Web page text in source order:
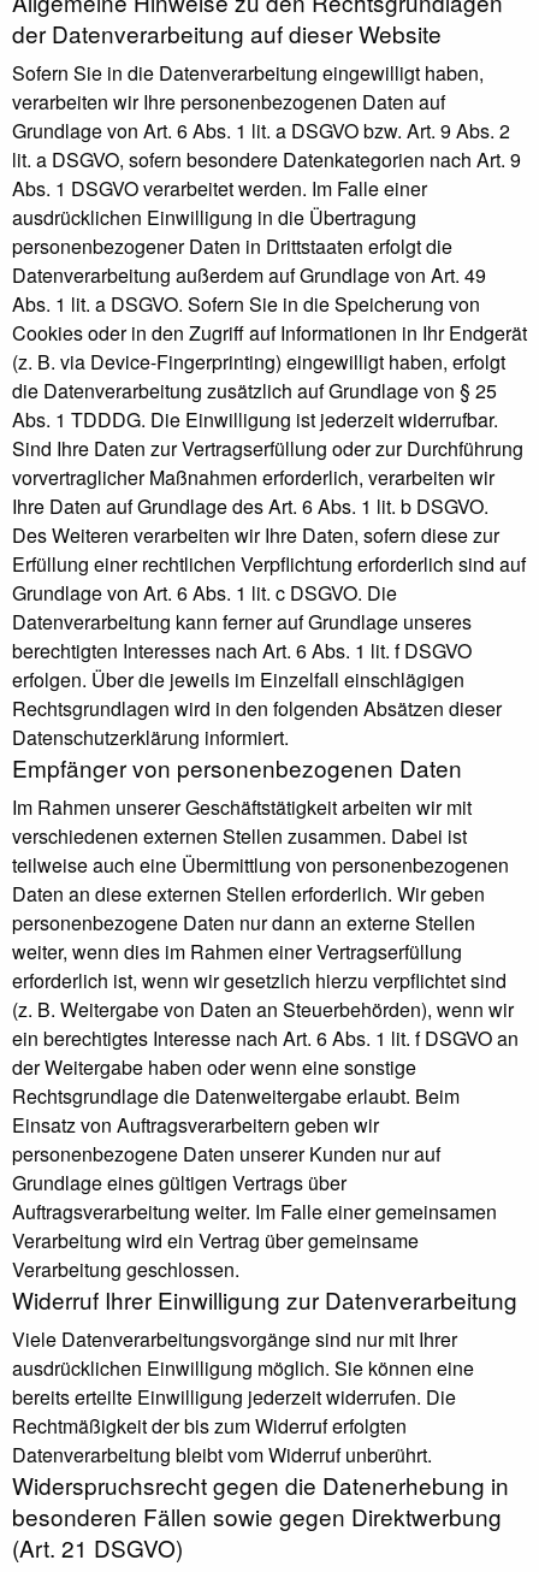
der Datenverarbeitung auf dieser Website
Sofern Sie in die Datenverarbeitung eingewilligt haben,
verarbeiten wir Ihre personenbezogenen Daten auf
Grundlage von Art. 6 Abs. 1 lit. a DSGVO bzw. Art. 9 Abs. 2
lit. a DSGVO, sofern besondere Datenkategorien nach Art. 9
Abs. 1 DSGVO verarbeitet werden. Im Falle einer
ausdrücklichen Einwilligung in die Übertragung
personenbezogener Daten in Drittstaaten erfolgt die
Datenverarbeitung außerdem auf Grundlage von Art. 49
Abs. 1 lit. a DSGVO. Sofern Sie in die Speicherung von
Cookies oder in den Zugriff auf Informationen in Ihr Endgerät
(z. B. via Device-Fingerprinting) eingewilligt haben, erfolgt
die Datenverarbeitung zusätzlich auf Grundlage von § 25
Abs. 1 TDDDG. Die Einwilligung ist jederzeit widerrufbar.
Sind Ihre Daten zur Vertragserfüllung oder zur Durchführung
vorvertraglicher Maßnahmen erforderlich, verarbeiten wir
Ihre Daten auf Grundlage des Art. 6 Abs. 1 lit. b DSGVO.
Des Weiteren verarbeiten wir Ihre Daten, sofern diese zur
Erfüllung einer rechtlichen Verpflichtung erforderlich sind auf
Grundlage von Art. 6 Abs. 1 lit. c DSGVO. Die
Datenverarbeitung kann ferner auf Grundlage unseres
berechtigten Interesses nach Art. 6 Abs. 1 lit. f DSGVO
erfolgen. Über die jeweils im Einzelfall einschlägigen
Rechtsgrundlagen wird in den folgenden Absätzen dieser
Datenschutzerklärung informiert.
Empfänger von personenbezogenen Daten
Im Rahmen unserer Geschäftstätigkeit arbeiten wir mit
verschiedenen externen Stellen zusammen. Dabei ist
teilweise auch eine Übermittlung von personenbezogenen
Daten an diese externen Stellen erforderlich. Wir geben
personenbezogene Daten nur dann an externe Stellen
weiter, wenn dies im Rahmen einer Vertragserfüllung
erforderlich ist, wenn wir gesetzlich hierzu verpflichtet sind
(z. B. Weitergabe von Daten an Steuerbehörden), wenn wir
ein berechtigtes Interesse nach Art. 6 Abs. 1 lit. f DSGVO an
der Weitergabe haben oder wenn eine sonstige
Rechtsgrundlage die Datenweitergabe erlaubt. Beim
Einsatz von Auftragsverarbeitern geben wir
personenbezogene Daten unserer Kunden nur auf
Grundlage eines gültigen Vertrags über
Auftragsverarbeitung weiter. Im Falle einer gemeinsamen
Verarbeitung wird ein Vertrag über gemeinsame
Verarbeitung geschlossen.
Widerruf Ihrer Einwilligung zur Datenverarbeitung
Viele Datenverarbeitungsvorgänge sind nur mit Ihrer
ausdrücklichen Einwilligung möglich. Sie können eine
bereits erteilte Einwilligung jederzeit widerrufen. Die
Rechtmäßigkeit der bis zum Widerruf erfolgten
Datenverarbeitung bleibt vom Widerruf unberührt.
Widerspruchsrecht gegen die Datenerhebung in
besonderen Fällen sowie gegen Direktwerbung
(Art. 21 DSGVO)